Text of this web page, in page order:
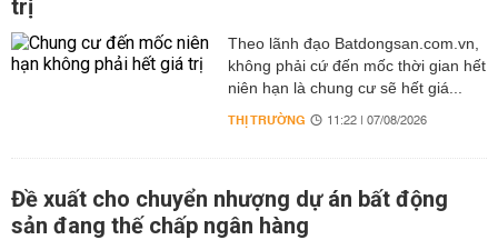
trị
Theo lãnh đạo Batdongsan.com.vn,
không phải cứ đến mốc thời gian hết
niên hạn là chung cư sẽ hết giá...
THỊ TRƯỜNG 11:22 | 07/08/2026
Đề xuất cho chuyển nhượng dự án bất động
sản đang thế chấp ngân hàng